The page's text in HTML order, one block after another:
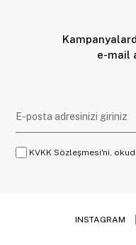
e-mail
KVKK Sözleşmesi'ni,
INSTAGRAM